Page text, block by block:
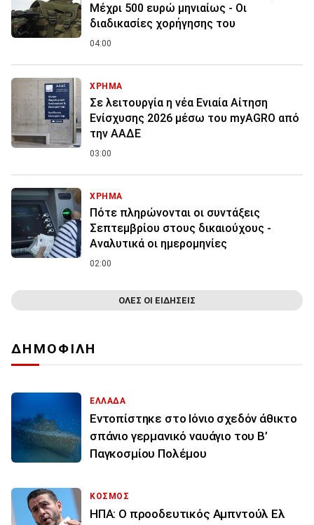
Μέχρι 500 ευρώ μηνιαίως - Οι
διαδικασίες χορήγησης του
04:00
ΧΡΗΜΑ
Σε λειτουργία η νέα Ενιαία Αίτηση
Ενίσχυσης 2026 μέσω του myAGRO από
την ΑΑΔΕ
03:00
ΧΡΗΜΑ
Πότε πληρώνονται οι συντάξεις
Σεπτεμβρίου στους δικαιούχους -
Αναλυτικά οι ημερομηνίες
02:00
ΟΛΕΣ ΟΙ ΕΙΔΗΣΕΙΣ
ΔΗΜΟΦΙΛΗ
ΕΛΛΑΔΑ
Εντοπίστηκε στο Ιόνιο σχεδόν άθικτο
σπάνιο γερμανικό ναυάγιο του Β’
Παγκοσμίου Πολέμου
ΚΟΣΜΟΣ
ΗΠΑ: Ο προοδευτικός Αμπντούλ Ελ